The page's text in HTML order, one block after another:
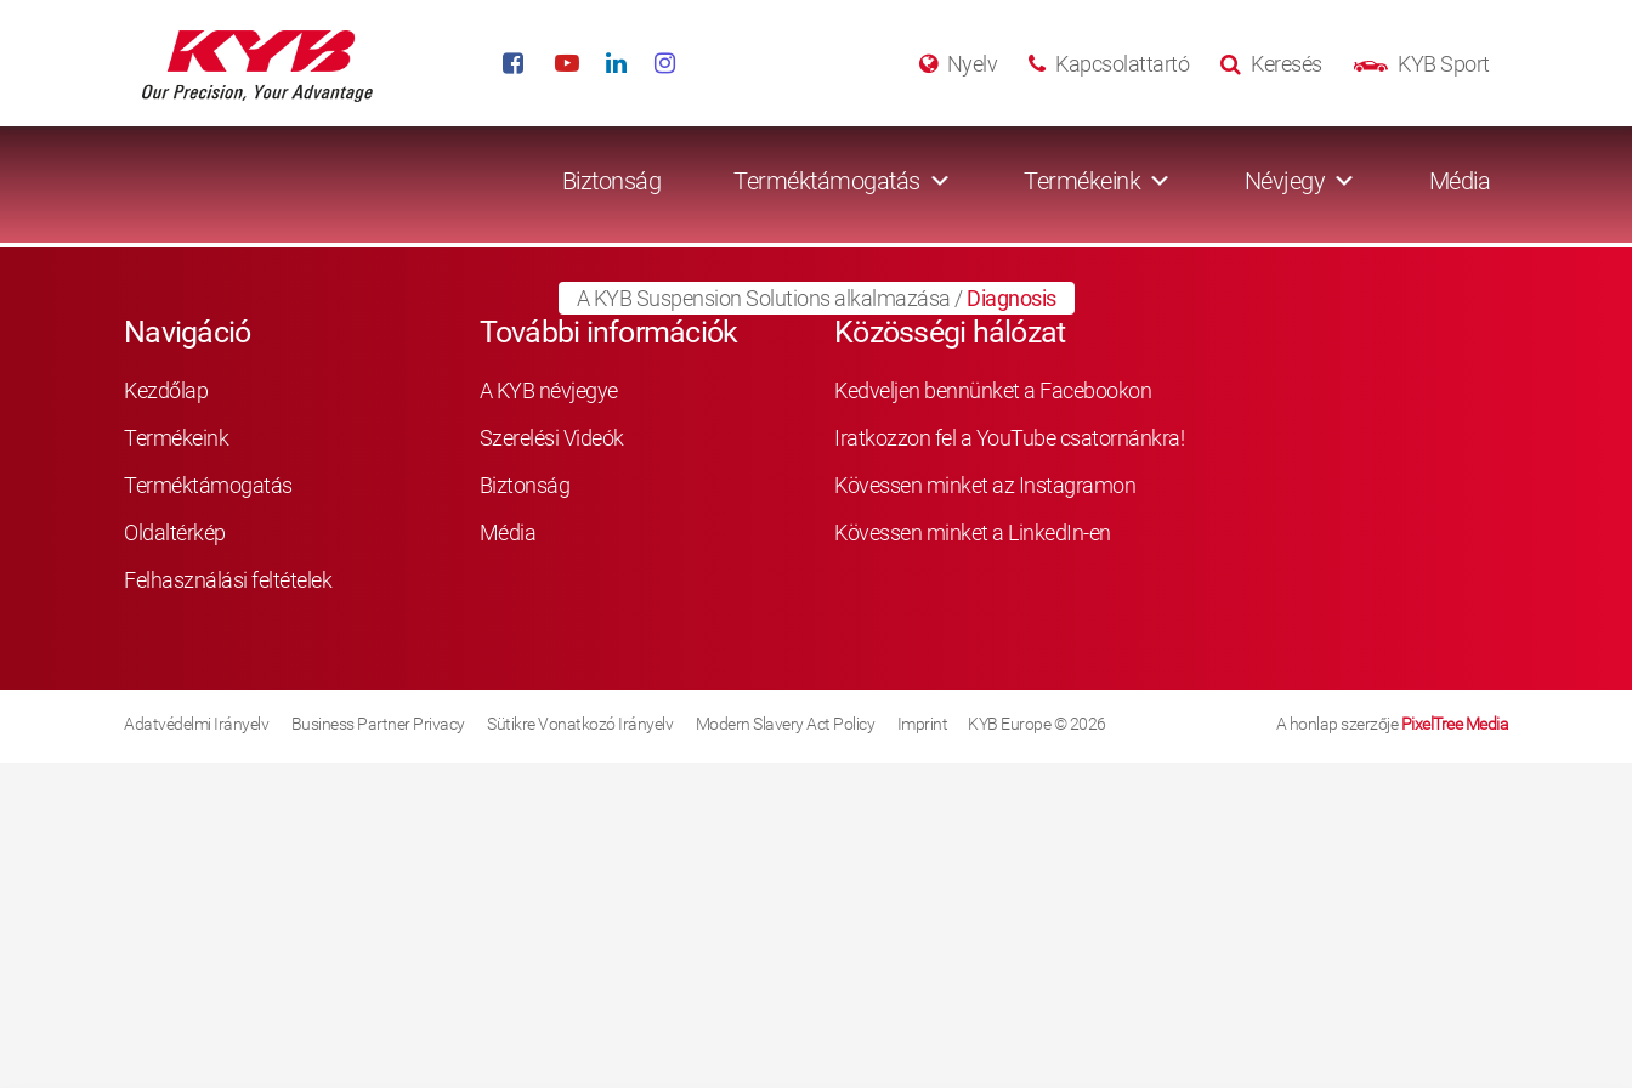
KYB Sport
Keresés
Kapcsolattartó
Nyelv
Biztonság Terméktámogatás Termékeink Névjegy Média
A KYB Suspension Solutions alkalmazása /Diagnosis
Navigáció
Kezdőlap
Termékeink
Terméktámogatás
Oldaltérkép
Felhasználási feltételek
További információk
A KYB névjegye
Szerelési Videók
Biztonság
Média
Közösségi hálózat
Kedveljen bennünket a Facebookon
Iratkozzon fel a YouTube csatornánkra!
Kövessen minket az Instagramon
Kövessen minket a LinkedIn-en
Adatvédelmi Irányelv Business Partner Privacy Sütikre Vonatkozó Irányelv Modern Slavery Act Policy Imprint KYB Europe © 2026 A honlap szerzőjePixelTree Media